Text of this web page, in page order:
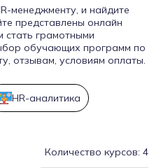
менеджменту, и найдите
представлены онлайн
стать грамотными
обучающих программ по
отзывам, условиям оплаты.
HR-аналитика
Количество курсов: 4